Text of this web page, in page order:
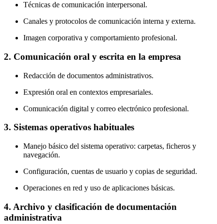
Técnicas de comunicación interpersonal.
Canales y protocolos de comunicación interna y externa.
Imagen corporativa y comportamiento profesional.
2. Comunicación oral y escrita en la empresa
Redacción de documentos administrativos.
Expresión oral en contextos empresariales.
Comunicación digital y correo electrónico profesional.
3. Sistemas operativos habituales
Manejo básico del sistema operativo: carpetas, ficheros y
navegación.
Configuración, cuentas de usuario y copias de seguridad.
Operaciones en red y uso de aplicaciones básicas.
4. Archivo y clasificación de documentación
administrativa